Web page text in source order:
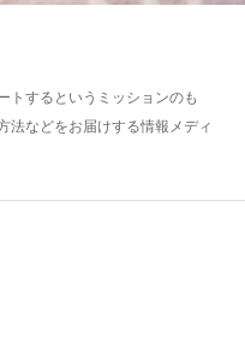
トするというミッションのも
法などをお届けする情報メディ